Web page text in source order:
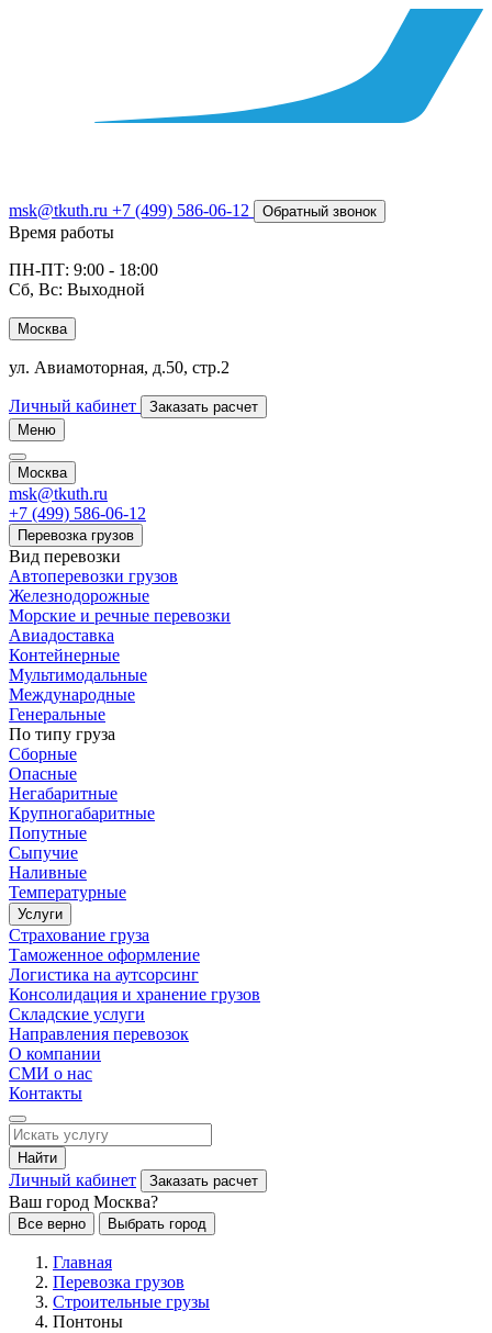
msk@tkuth.ru +7 (499) 586-06-12 Обратный звонок
Время работы
ПН-ПТ: 9:00 - 18:00
Сб, Вс: Выходной
Москва
ул. Авиамоторная, д.50, стр.2
Личный кабинет
Заказать расчет
Меню
Москва
msk@tkuth.ru
+7 (499) 586-06-12
Перевозка грузов
Вид перевозки
Автоперевозки грузов
Железнодорожные
Морские и речные перевозки
Авиадоставка
Контейнерные
Мультимодальные
Международные
Генеральные
По типу груза
Сборные
Опасные
Негабаритные
Крупногабаритные
Попутные
Сыпучие
Наливные
Температурные
Услуги
Страхование груза
Таможенное оформление
Логистика на аутсорсинг
Консолидация и хранение грузов
Складские услуги
Направления перевозок
О компании
СМИ о нас
Контакты
Найти
Личный кабинет Заказать расчет
Ваш город Москва?
Все верно Выбрать город
Главная
Перевозка грузов
Строительные грузы
Понтоны